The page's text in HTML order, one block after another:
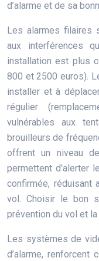
d’alarme et de sa
Les alarmes filaires
aux interférences
installation est plus
800 et 2500 euros).
installer et à
régulier
vulnérables aux
brouilleurs de
offrent un niveau
permettent d’alerter
confirmée,
vol. Choisir le bon
prévention du vol et
Les systèmes de
d’alarme, renforcent